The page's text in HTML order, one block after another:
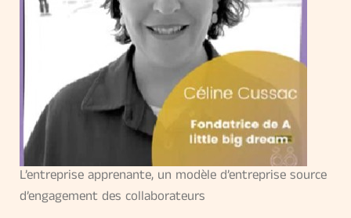
L’entreprise apprenante, un modèle d’entreprise source
d’engagement des collaborateurs